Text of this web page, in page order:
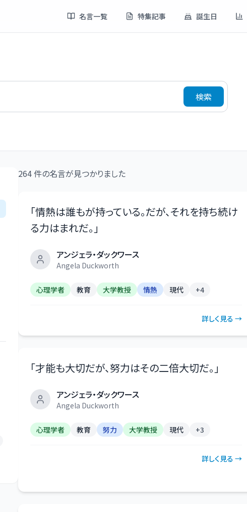
名言一覧 特集記事 誕生日
検索
264 件の名言が見つかりました
「情熱は誰もが持っている。だが、それを持ち続け
る力はまれだ。 」
アンジェラ・ダックワース
Angela Duckworth
心理学者 教育 大学教授 情熱 現代 +4
詳しく見る →
「才能も大切だが、努力はその二倍大切だ。 」
アンジェラ・ダックワース
Angela Duckworth
心理学者 教育 努力 大学教授 現代 +3
詳しく見る →